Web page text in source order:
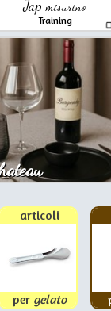
Japmisurino
Training
articoli
per gelato